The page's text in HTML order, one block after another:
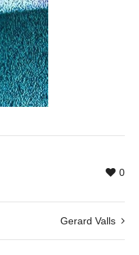
0
Gerard Valls